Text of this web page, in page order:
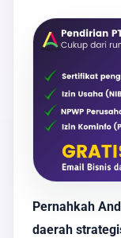
Pernahkah
daerah